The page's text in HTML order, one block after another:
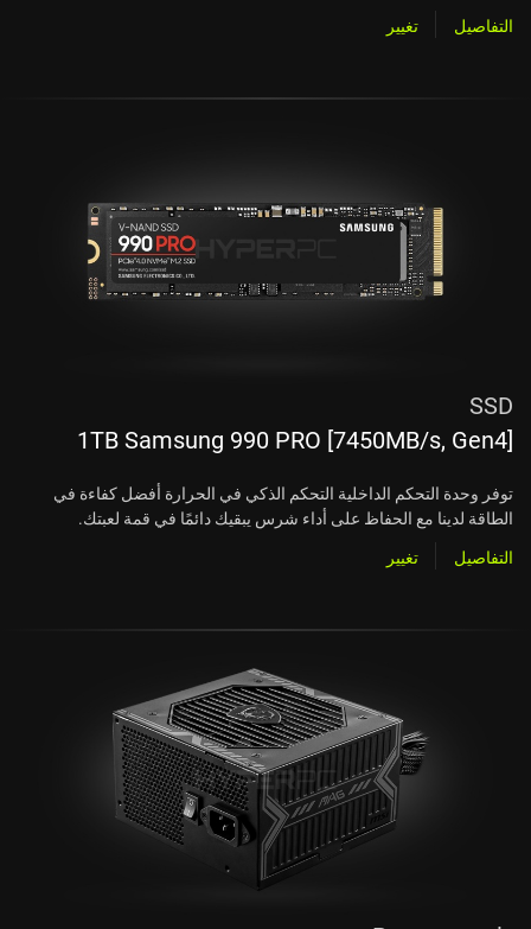
التفاصيل
تغيير
SSD
1TB Samsung 990 PRO [7450MB/s, Gen4]
توفر وحدة التحكم الداخلية التحكم الذكي في الحرارة أفضل كفاءة في
الطاقة لدينا مع الحفاظ على أداء شرس يبقيك دائمًا في قمة لعبتك.
التفاصيل
تغيير